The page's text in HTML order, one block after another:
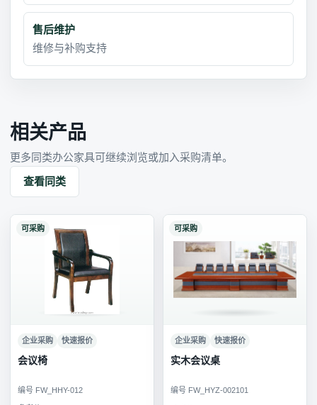
售后维护
维修与补购支持
相关产品
更多同类办公家具可继续浏览或加入采购清单。
查看同类
可采购
企业采购 快速报价
会议椅
编号 FW_HHY-012
可采购
企业采购 快速报价
实木会议桌
编号 FW_HYZ-002101